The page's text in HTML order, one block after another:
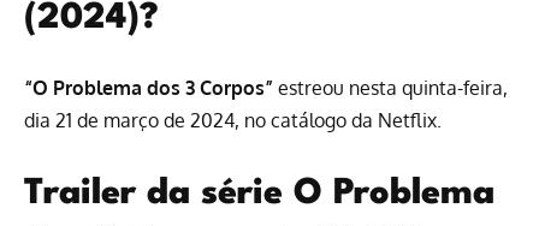
(2024)?
“O Problema dos 3 Corpos” estreou nesta quinta-feira,
dia 21 de março de 2024, no catálogo da Netflix.
Trailer da série O Problema